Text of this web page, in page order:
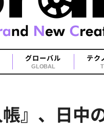
グローバル
GLOBAL
テク
』、日中